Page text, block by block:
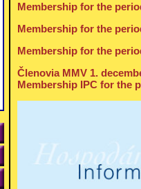
Membership for the
Membership for the
Membership for the
Členovia MMV 1.
Membership IPC for the